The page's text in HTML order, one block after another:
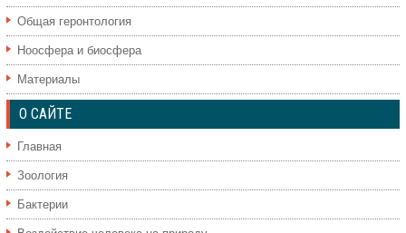
Общая геронтология
Ноосфера и биосфера
Материалы
О САЙТЕ
Главная
Зоология
Бактерии